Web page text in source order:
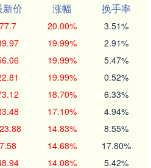
新价 涨幅
换手率
77.7 20.00% 3.51%
19.99% 2.91%
19.99% 5.47%
19.99% 0.52%
18.70% 6.33%
17.10% 4.94%
14.83% 8.55%
7.58 14.68% 17.80%
14.08% 5.42%